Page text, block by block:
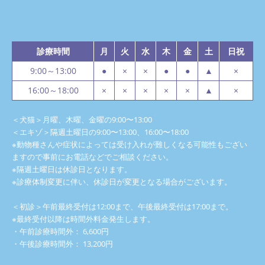
診療時間 月 火 水 木 金 土
日祝
9:00～13:00
● × × ● ● ▲
×
16:00～18:00
× × × × × ▲ ×
＜犬猫＞月曜、木曜、金曜の9:00〜13:00
＜エキゾ＞隔週土曜日の9:00〜13:00、16:00〜18:00
※動物種さんや症状によっては受け入れが難しくなる可能性もござい
ますので事前にお電話などでご相談ください。
※隔週土曜日は休診日となります。
※診療体制変更に伴い、休診日が変更となる場合がございます。
＜初診＞午前最終受付は12:00まで、午後最終受付は17:00まで。
※最終受付以降は時間外料金発生します。
・午前診療時間外： 6,600円
・午後診療時間外： 13,200円